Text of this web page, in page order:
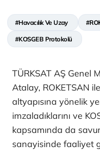
#Havacılık Ve Uzay
#KOSGEB Protokolü
TÜRKSAT AŞ Genel
Atalay, ROKETSAN
altyapısına yönelik
imzaladıklarını ve
kapsamında da
sanayisinde faaliyet